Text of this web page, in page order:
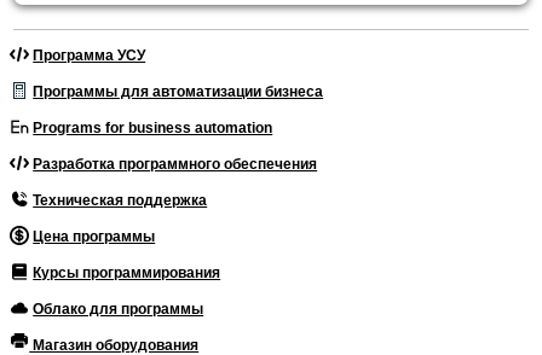
Программа УСУ
Программы для автоматизации бизнеса
Programs for business automation
Разработка программного обеспечения
Техническая поддержка
Цена программы
Курсы программирования
Облако для программы
Магазин оборудования